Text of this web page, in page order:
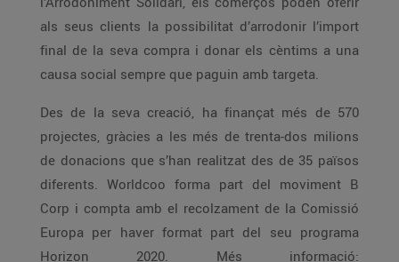
als seus clients la possibilitat d’arrodonir l’import
final de la seva compra i donar els cèntims a una
causa social sempre que paguin amb targeta.
Des de la seva creació, ha finançat més de 570
projectes, gràcies a les més de trenta-dos milions
de donacions que s’han realitzat des de 35 països
diferents. Worldcoo forma part del moviment B
Corp i compta amb el recolzament de la Comissió
Europa per haver format part del seu programa
Horizon 2020. Més informació: